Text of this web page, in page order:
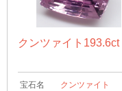
クンツァイト193.6ct
宝石名 クンツァイト